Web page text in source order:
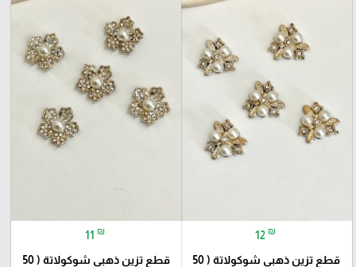
12 ₪
قطع تزين ذهبي شوكولاتة ( 50
11 ₪
قطع تزين ذهبي شوكولاتة ( 50